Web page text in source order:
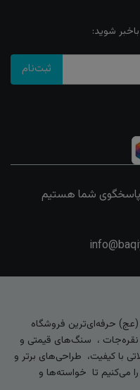
شوید:
ثبت‌نام
(عج) حرفه‌ای‌ترین فروشگاه
نقره‌جات ، سنگ‌های قیمتی و
با کیفیت، طراحی‌های برتر و
می‌کنیم تا خواسته‌ها و